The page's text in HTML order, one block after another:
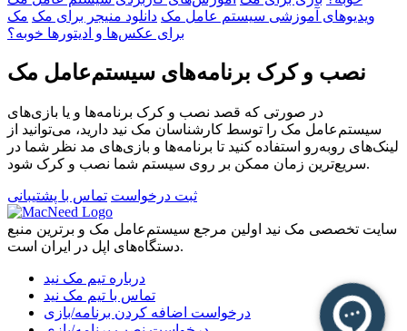
ویدیو‌های آموزشی سیستم عامل مک دانلود منیجر برای مک مک
برای عکس‌ها و ادیتور‌ها خوبه؟
نصب و کرک برنامه‌های سیستم‌عامل مک
در صورتی که قصد نصب و کرک برنامه‌ها و یا بازی‌های
سیستم‌عامل مک را توسط کارشناسان مک نید دارید، می‌توانید از
لینک‌های رو‌به‌رو استفاده کنید تا برنامه‌ها و بازی‌های مد نظر شما در
سریع‌ترین زمان ممکن بر روی سیستم شما نصب و کرک شود.
ثبت درخواست تماس با پشتیبانی
سایت تخصصی مک نید اولین مرجع سیستم‌عامل مک و برترین منبع
دستگاه‌های اپل در ایران است.
درباره تیم مک نید
تماس با تیم مک نید
درخواست اضافه کردن برنامه/بازی